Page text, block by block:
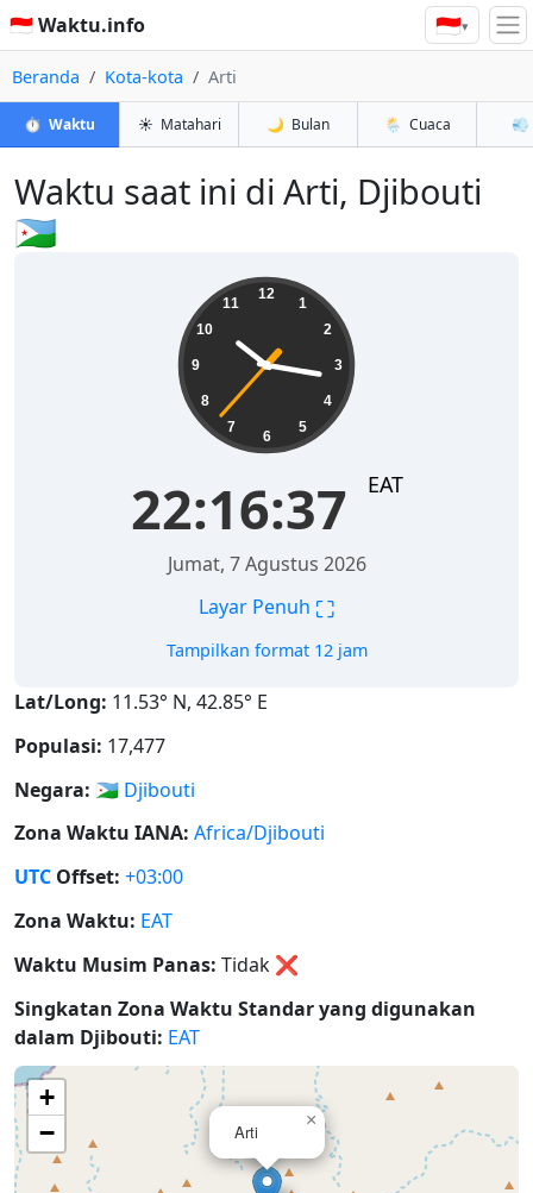
🇮🇩 Waktu.info 🇮🇩▾
Beranda Kota-kota Arti
⏱️ Waktu ☀️ Matahari 🌙 Bulan 🌦️ Cuaca 💨
Waktu saat ini di Arti, Djibouti
🇩🇯
12
1
2
3
4
5
6
7
8
9
10
11
22:16:37 EAT
Jumat, 7 Agustus 2026
Layar Penuh ⛶
Tampilkan format 12 jam
Lat/Long: 11.53° N, 42.85° E
Populasi: 17,477
Negara: 🇩🇯 Djibouti
Zona Waktu IANA: Africa/Djibouti
UTC Offset: +03:00
Zona Waktu: EAT
Waktu Musim Panas: Tidak ❌
Singkatan Zona Waktu Standar yang digunakan
dalam Djibouti: EAT
Arti
×
+
−